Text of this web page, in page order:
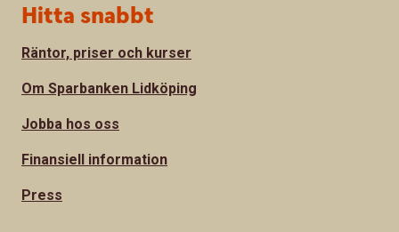
Hitta snabbt
Räntor, priser och kurser
Om Sparbanken Lidköping
Jobba hos oss
Finansiell information
Press